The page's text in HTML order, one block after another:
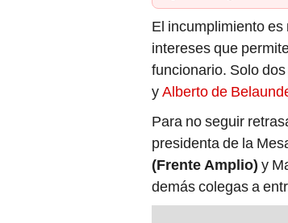
El incumplimiento
intereses que
funcionario. Solo
yAlberto de
Para no seguir
presidenta de la
(Frente Amplio) y
demás colegas a